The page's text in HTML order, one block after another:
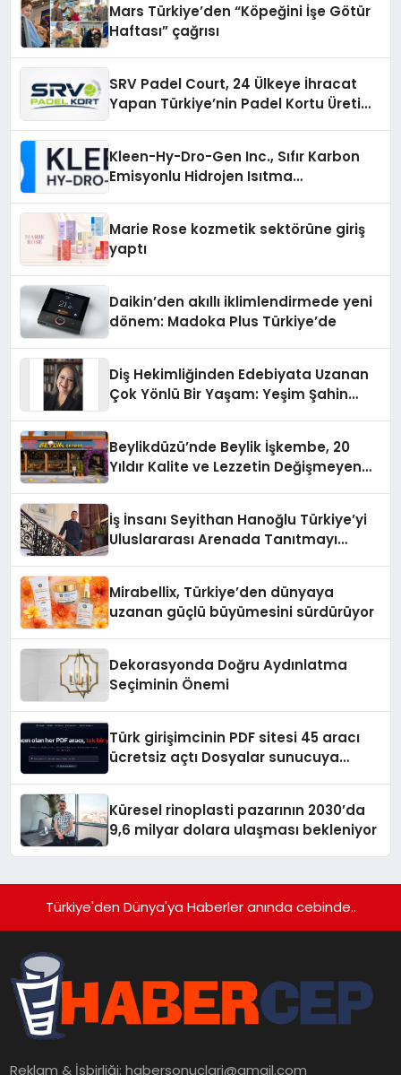
Mars Türkiye’den “Köpeğini İşe Götür
Haftası” çağrısı
SRV Padel Court, 24 Ülkeye İhracat
Yapan Türkiye’nin Padel Kortu Üretim
Kleen-Hy-Dro-Gen Inc., Sıfır Karbon
Emisyonlu Hidrojen Isıtma
Marie Rose kozmetik sektörüne giriş
yaptı
Daikin’den akıllı iklimlendirmede yeni
dönem: Madoka Plus Türkiye’de
Diş Hekimliğinden Edebiyata Uzanan
Çok Yönlü Bir Yaşam: Yeşim Şahin
Beylikdüzü’nde Beylik İşkembe, 20
Yıldır Kalite ve Lezzetin Değişmeyen
İş İnsanı Seyithan Hanoğlu Türkiye’yi
Uluslararası Arenada Tanıtmayı
Mirabellix, Türkiye’den dünyaya
uzanan güçlü büyümesini sürdürüyor
Dekorasyonda Doğru Aydınlatma
Seçiminin Önemi
Türk girişimcinin PDF sitesi 45 aracı
ücretsiz açtı Dosyalar sunucuya
Küresel rinoplasti pazarının 2030’da
9,6 milyar dolara ulaşması bekleniyor
Türkiye'den Dünya'ya Haberler anında cebinde..
Reklam & İşbirliği:habersonuclari@gmail.com